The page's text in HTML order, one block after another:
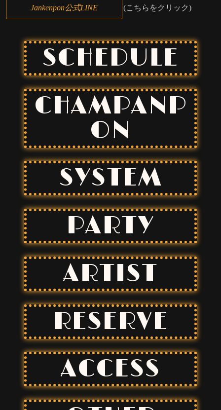
Jankenpon公式LINE (こちらをクリック)
SCHEDULE
CHAMPANP
ON
SYSTEM
PARTY
ARTIST
RESERVE
ACCESS